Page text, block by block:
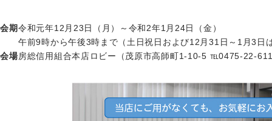
会期令和元年12月23日（月）～令和2年1月24日（金）
午前9時から午後3時まで（土日祝日および12月31日～1月3日
会場房総信用組合本店ロビー（茂原市高師町1-10-5 ℡0475-22-